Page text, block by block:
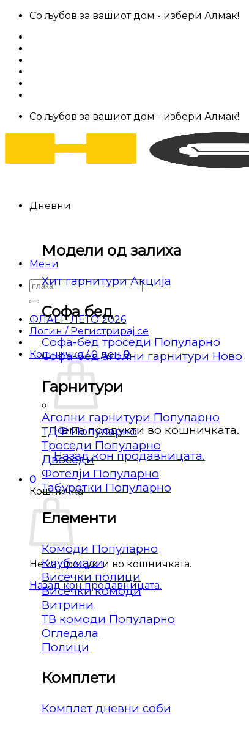
Skip
content
Со љубов за вашиот дом - избери Алмак!
Со љубов за вашиот дом - избери Алмак!
Мени
Барај
за:
ФЛАЕР ЛЕТО 2026
Логин / Регистрирај се
Кошничка /0 ден 0
Нема продукти во кошничката.
Назад кон продавницата.
0
Кошничка
Нема продукти во кошничката.
Назад кон продавницата.
Дневни
Модели од залиха
Хит гарнитури
Софа бед
Софа-бед троседи
Софа-бед аголни гарнитури
Гарнитури
Аголни гарнитури
ТДФ
Троседи
Двоседи
Фотелји
Табуретки
Елементи
Комоди
Клуб маси
Висечки полици
Висечки комоди
Витрини
ТВ комоди
Огледала
Полици
Комплети
Комплет дневни соби